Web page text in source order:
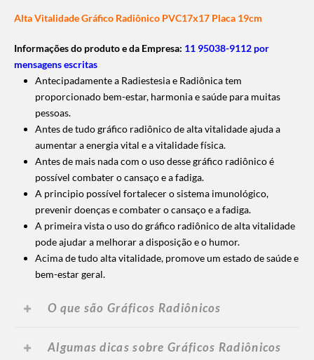
Alta Vitalidade Gráfico Radiônico PVC17x17 Placa 19cm
Informações do produto e da Empresa: 11 95038-9112 por
mensagens escritas
Antecipadamente a Radiestesia e Radiônica tem
proporcionado bem-estar, harmonia e saúde para muitas
pessoas.
Antes de tudo gráfico radiônico de alta vitalidade ajuda a
aumentar a energia vital e a vitalidade física.
Antes de mais nada com o uso desse gráfico radiônico é
possível combater o cansaço e a fadiga.
A principio possível fortalecer o sistema imunológico,
prevenir doenças e combater o cansaço e a fadiga.
A primeira vista o uso do gráfico radiônico de alta vitalidade
pode ajudar a melhorar a disposição e o humor.
Acima de tudo alta vitalidade, promove um estado de saúde e
bem-estar geral.
O que são Gráficos Radiônicos
Algumas dicas sobre Gráficos Radiônicos